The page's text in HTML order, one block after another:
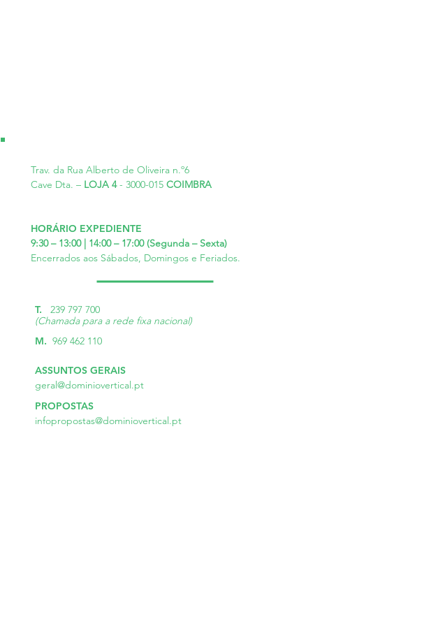
Trav. da Rua Alberto de Oliveira n.º6
Cave Dta. – LOJA 4- 3000-015 COIMBRA
HORÁRIO EXPEDIENTE
9:30 – 13:00 | 14:00 – 17:00 (Segunda – Sexta)
Encerrados aos Sábados, Domingos e Feriados.
T. 239 797 700
(Chamada para a rede fixa nacional)
M. 969 462 110
ASSUNTOS GERAIS
geral@dominiovertical.pt
PROPOSTAS
infopropostas@dominiovertical.pt